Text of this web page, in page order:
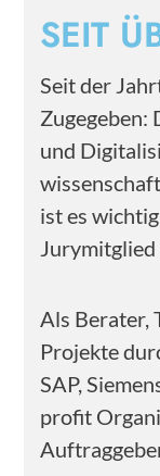
SEIT
Seit der
Zugegeben:
und
ist es
Jurymitglied
Als Berater,
Projekte
SAP,
profit